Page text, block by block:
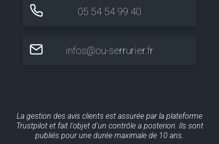
05 54 54 99 40
infos@ou-serrurier.fr
La gestion des avis clients est assurée par la plateforme
Trustpilot et fait l'objet d'un contrôle a posteriori. Ils sont
publiés pour une durée maximale de 10 ans.